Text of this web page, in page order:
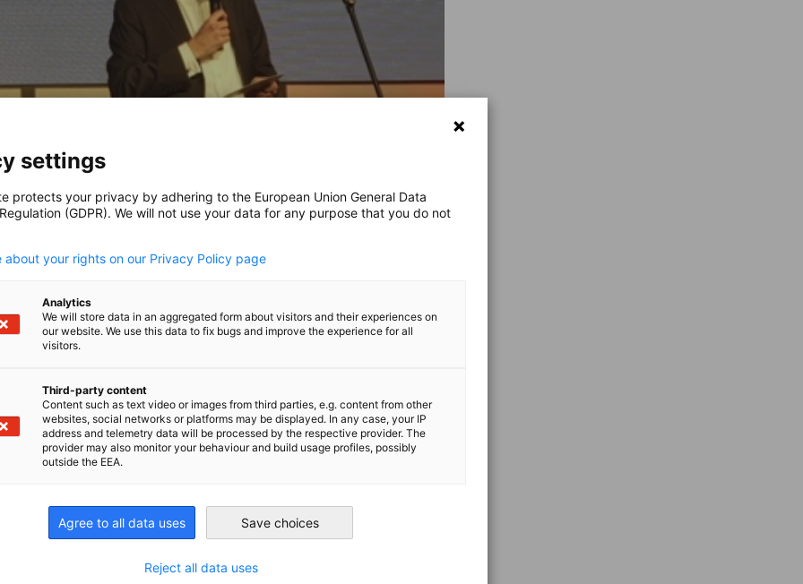
Meilenstein, indem sie 140
haben eine reiche Geschichte der
medizinische Hilfe an Südkorea
Deutschland arbeiteten.
sie, indem Deutschland der größte
der drittgrößte Handelspartner
fand am 4. April eine
Gemeinschaft in Südkorea
Botschafter ihre Begeisterung für
Bereichen Technologie und Klimaschutz,
Beide Seiten hoben die
basierenden internationalen
von Porsche Korea, betonte die Bedeutung
Er äußerte seine Hoffnungen
Deutschland und Südkorea und betonte,
settings
protects your privacy by adhering to the European Union General Data
(GDPR). We will not use your data for any purpose that you do not
about your rights on our Privacy Policy page
Analytics
We will store data in an aggregated form about visitors and their experiences on
our website. We use this data to fix bugs and improve the experience for all
visitors.
Third-party content
Content such as text video or images from third parties, e.g. content from other
websites, social networks or platforms may be displayed. In any case, your IP
address and telemetry data will be processed by the respective provider. The
provider may also monitor your behaviour and build usage profiles, possibly
outside the EEA.
Agree to all data uses Save choices
Reject all data uses